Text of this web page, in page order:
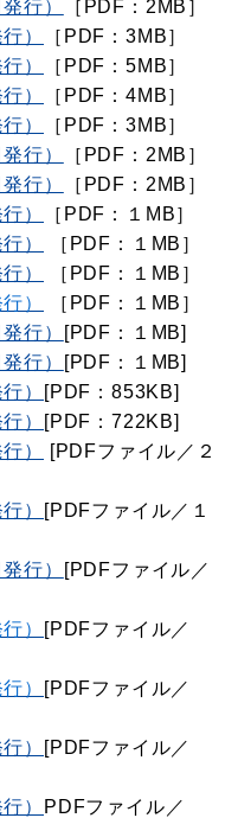
行）
［PDF：2MB］
）
［PDF：3MB］
）
［PDF：5MB］
）
［PDF：4MB］
）
［PDF：3MB］
行）
［PDF：2MB］
行）
［PDF：2MB］
）
［PDF：１MB］
）
［PDF：１MB］
）
［PDF：１MB］
）
［PDF：１MB］
行）
[PDF：１MB]
行）
[PDF：１MB]
）
[PDF：853KB]
）
[PDF：722KB]
）
[PDFファイル／２
）
[PDFファイル／１
行）
[PDFファイル／
）
[PDFファイル／
）
[PDFファイル／
）
[PDFファイル／
）
PDFファイル／